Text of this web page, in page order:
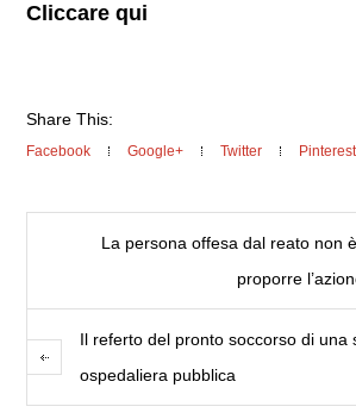
Cliccare qui
Share This:
Facebook Google+ Twitter Pinterest
La persona offesa dal reato non
proporre
Il referto del pronto soccorso di una
ospedaliera pubblica